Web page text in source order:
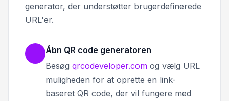
generator, der understøtter brugerdefinerede
URL'er.
Åbn QR code generatoren
Besøg qrcodeveloper.com og vælg URL
muligheden for at oprette en link-
baseret QR code, der vil fungere med